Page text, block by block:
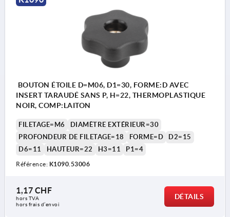
BOUTON ÉTOILE D=M06, D1=30, FORME:D AVEC
INSERT TARAUDÉ SANS P, H=22, THERMOPLASTIQUE
NOIR, COMP:LAITON
FILETAGE=M6
DIAMÈTRE EXTÉRIEUR=30
PROFONDEUR DE FILETAGE=18
FORME=D
D2=15
D6=11
HAUTEUR=22 H3=11 P1=4
Référence: K1090.53006
1,17 CHF
hors TVA
hors frais d’envoi
DÉTAILS